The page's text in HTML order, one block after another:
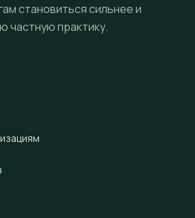
становиться сильнее и
частную практику.